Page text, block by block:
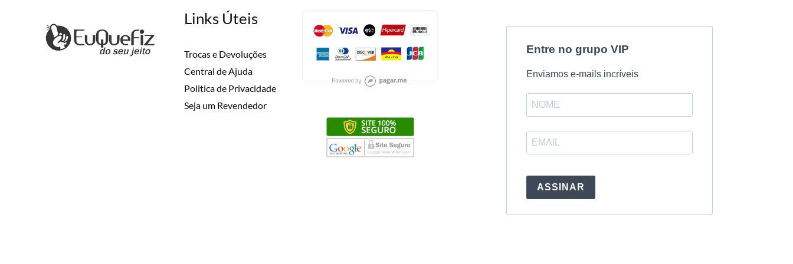
Links Úteis
Trocas e Devoluções
Central de Ajuda
Politica de Privacidade
Seja um Revendedor
Entre no grupo VIP
Enviamos e-mails incríveis
ASSINAR